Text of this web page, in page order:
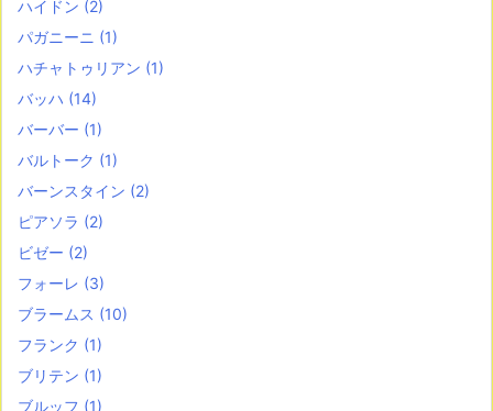
ハイドン (2)
パガニーニ (1)
ハチャトゥリアン (1)
バッハ (14)
バーバー (1)
バルトーク (1)
バーンスタイン (2)
ピアソラ (2)
ビゼー (2)
フォーレ (3)
ブラームス (10)
フランク (1)
ブリテン (1)
ブルッフ (1)